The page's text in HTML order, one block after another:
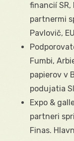
financií SR,
partnermi
Pavlovič,
Fumbi,
papierov v
podujatia
Expo &
partneri
Finas.